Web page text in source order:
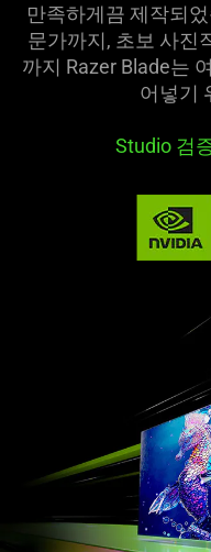
만족하게끔 제작되
문가까지, 초보 사진
까지 Razer Blade는
어넣기
Studio 검